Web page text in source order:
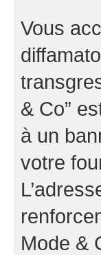
Vous
& Co”
à un
votre
Mode &